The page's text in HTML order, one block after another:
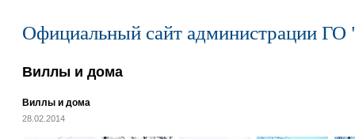
Официальный сайт администрации ГО
Виллы и дома
Виллы и дома
28.02.2014